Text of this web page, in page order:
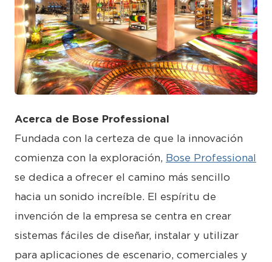
JPEG
Acerca de Bose Professional
Fundada con la certeza de que la innovación
comienza con la exploración, Bose Professional
se dedica a ofrecer el camino más sencillo
hacia un sonido increíble. El espíritu de
invención de la empresa se centra en crear
sistemas fáciles de diseñar, instalar y utilizar
para aplicaciones de escenario, comerciales y